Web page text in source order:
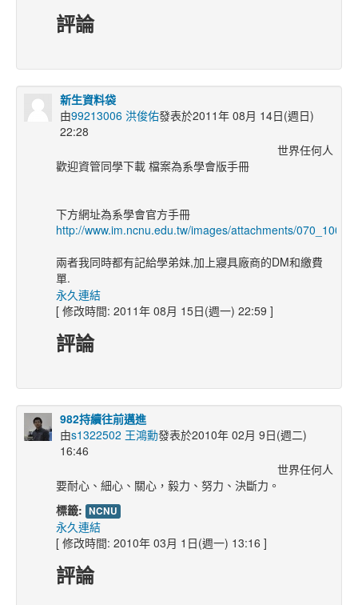
評論
新生資料袋
由99213006 洪俊佑發表於2011年 08月 14日(週日)
22:28
世界任何人
歡迎資管同學下載 檔案為系學會版手冊
下方網址為系學會官方手冊
http://www.im.ncnu.edu.tw/images/attachments/
兩者我同時都有記給學弟妹,加上寢具廠商的DM和繳費
單.
永久連結
[ 修改時間: 2011年 08月 15日(週一) 22:59 ]
評論
982持續往前邁進
由s1322502 王鴻勳發表於2010年 02月 9日(週二)
16:46
世界任何人
要耐心、細心、關心，毅力、努力、決斷力。
標籤: NCNU
永久連結
[ 修改時間: 2010年 03月 1日(週一) 13:16 ]
評論